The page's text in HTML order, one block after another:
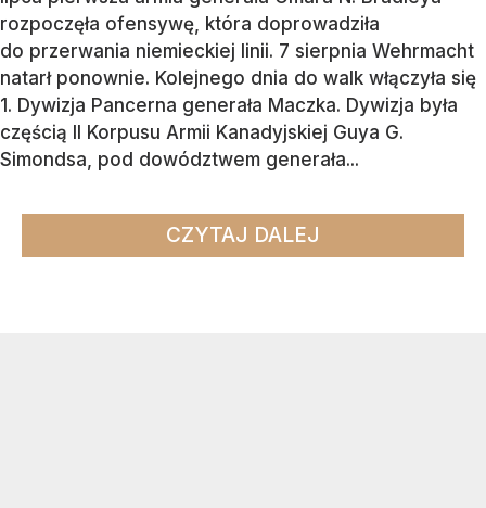
rozpoczęła ofensywę, która doprowadziła
do przerwania niemieckiej linii. 7 sierpnia Wehrmacht
natarł ponownie. Kolejnego dnia do walk włączyła się
1. Dywizja Pancerna generała Maczka. Dywizja była
częścią II Korpusu Armii Kanadyjskiej Guya G.
Simondsa, pod dowództwem generała...
CZYTAJ DALEJ